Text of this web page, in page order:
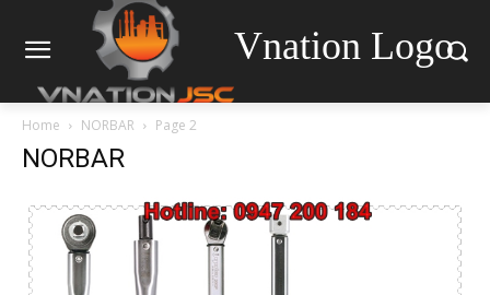
Vnation Logo
Home NORBAR Page 2
NORBAR